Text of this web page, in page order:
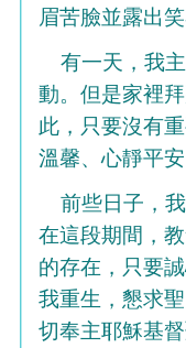
眉苦臉並露出
有一天，我
動。但是家裡
此，只要沒有
溫馨、心靜平安
前些日子，
在這段期間，
的存在，只要
我重生，懇求
切奉主耶穌基